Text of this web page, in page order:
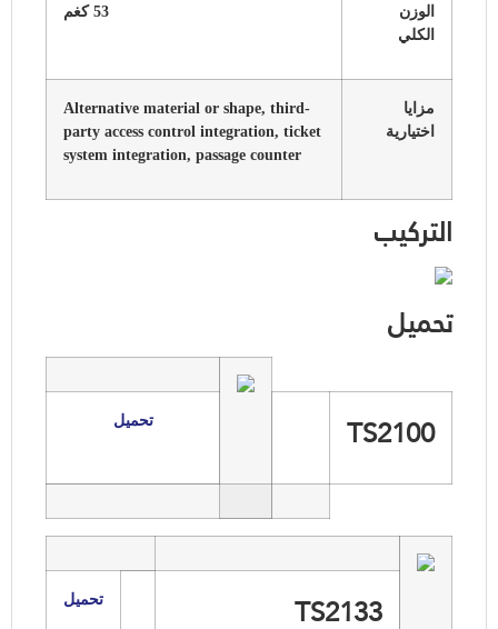
الوزن
الكلي
53 كغم
مزايا
اختيارية
Alternative material or shape, third-
party access control integration, ticket
system integration, passage counter
التركيب
تحميل
تحميل TS2100
تحميل TS2133